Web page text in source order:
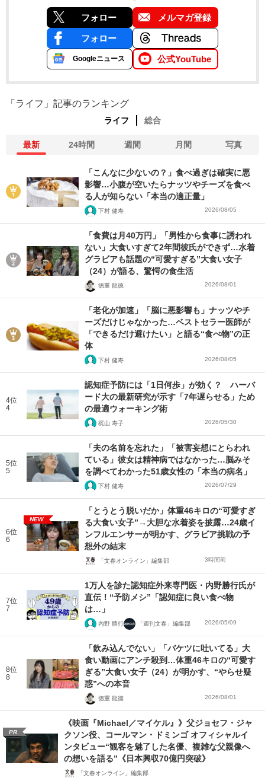
フォロー メルマガ登録
フォロー
Googleニュース 公式YouTube
「ライフ」記事のランキング
ライフ 総合
最新 24時間 週間 月間 写真
「こんなに少ないの？」食べ過ぎは確実に悪
影響…小腹が空いたらナッツやチーズを食べ
る人が知らない「本当の適正量」
下村 健寿 2026/08/05
「食費は月40万円」「男性から食事に誘われ
ない」大食いすぎて2年間彼氏ができず…水着
グラビアも話題の“可愛すぎる”大食い女子
（24）が語る、驚愕の食生活
徳重 龍徳 2026/08/01
「老化が加速」「脳に悪影響も」ナッツやチ
ーズだけじゃなかった…ベストセラー医師が
「できるだけ避けたい」と語る“食べ物”の正
体
下村 健寿 2026/08/05
4位
4
認知症予防には「1日何歩」が効く？ ハーバ
ード大の最新研究が示す「7年遅らせる」ため
の最適ウォーキング術
梶山 寿子 2026/05/30
5位
5
「夫の名前を忘れた」「被害妄想にとらわれ
ている」彼女は精神病ではなかった…脳みそ
を調べてわかった51歳女性の「本当の病名」
下村 健寿 2026/07/29
6位
6
NEW
「とうとう脱いだか」体重46キロの“可愛すぎ
る大食い女子”→大胆な水着姿を披露…24歳イ
ンフルエンサーが明かす、グラビア挑戦の予
想外の結末
「文春オンライン」編集部 3時間前
7位
7
1万人を診た認知症外来専門医・内野勝行氏が
直伝！“予防メシ”「認知症に良い食べ物
は…」
内野 勝行 「週刊文春」編集部 2026/05/09
8位
8
「飲み込んでない」「バケツに吐いてる」大
食い動画にアンチ殺到…体重46キロの“可愛す
ぎる”大食い女子（24）が明かす、“やらせ疑
惑”への本音
徳重 龍徳 2026/08/01
PR
《映画『Michael／マイケル』》父ジョセフ・ジャ
クソン役、コールマン・ドミンゴ オフィシャルイ
ンタビュー“観客を魅了した名優、複雑な父親像へ
の想いを語る”《日本興収70億円突破》
「文春オンライン」編集部